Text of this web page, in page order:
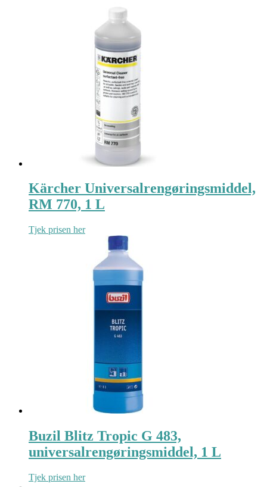
Kärcher Universalrengøringsmiddel,
RM 770, 1 L
Tjek prisen her
Buzil Blitz Tropic G 483,
universalrengøringsmiddel, 1 L
Tjek prisen her